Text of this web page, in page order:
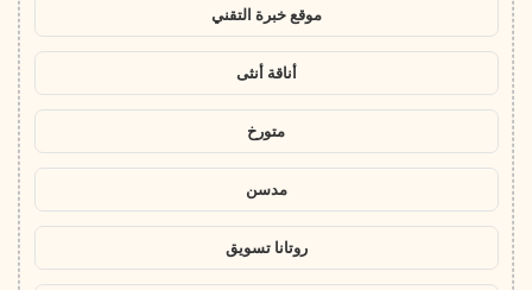
موقع خبرة التقني
أناقة أنثى
متورخ
مدسن
روتانا تسويق